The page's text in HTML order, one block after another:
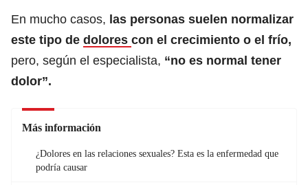
En mucho casos, las personas suelen normalizar
este tipo de dolores con el crecimiento o el frío,
pero, según el especialista, “no es normal tener
dolor”.
Más información
¿Dolores en las relaciones sexuales? Esta es la enfermedad que
podría causar